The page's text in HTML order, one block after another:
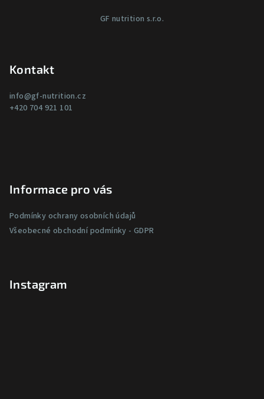
GF nutrition s.r.o.
Kontakt
info@gf-nutrition.cz
+420 704 921 101
Informace pro vás
Podmínky ochrany osobních údajů
Všeobecné obchodní podmínky - GDPR
Instagram